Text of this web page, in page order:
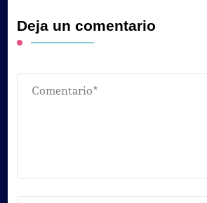
Deja un comentario